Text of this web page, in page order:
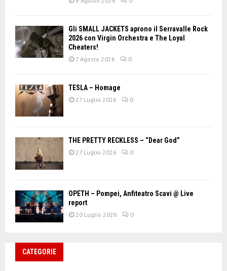
Gli SMALL JACKETS aprono il Serravalle Rock
2026 con Virgin Orchestra e The Loyal
Cheaters!
7 Agosto 2026 0
TESLA – Homage
27 Luglio 2026 0
THE PRETTY RECKLESS – “Dear God”
27 Luglio 2026 0
OPETH – Pompei, Anfiteatro Scavi @ Live
report
20 Luglio 2026 0
CATEGORIE